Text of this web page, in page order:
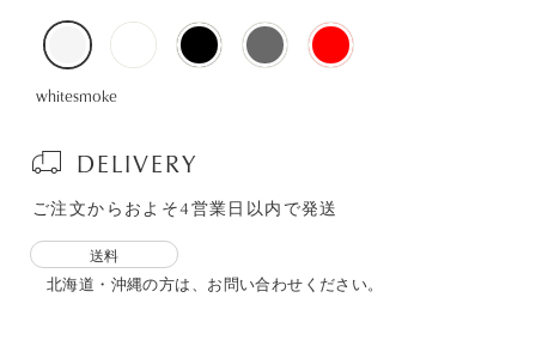
whitesmoke
DELIVERY
ご注文からおよそ4営業日以内で発送
送料
北海道・沖縄の方は、お問い合わせください。